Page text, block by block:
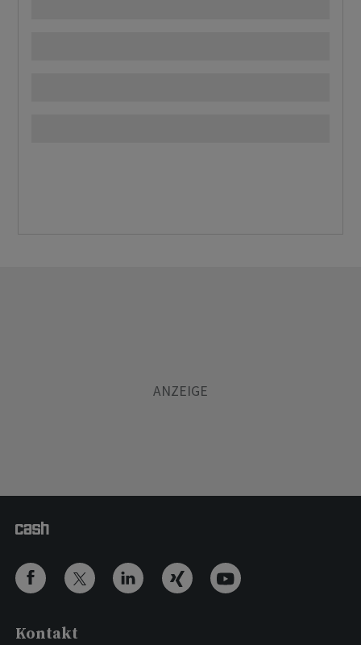
Kontakt